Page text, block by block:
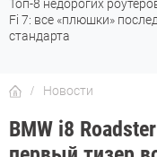
Топ-8 недорогих
Fi 7: все «плюшки»
стандарта
Новости
BMW i8